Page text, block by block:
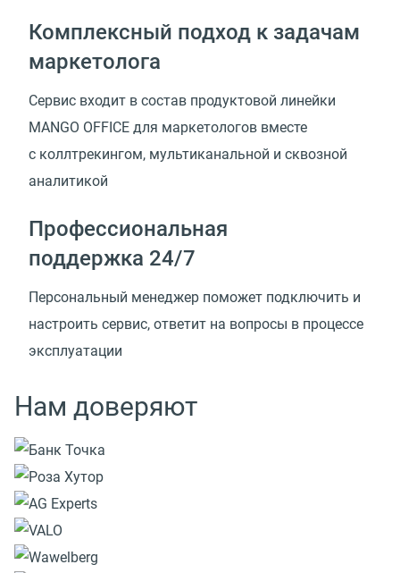
Комплексный подход к задачам
маркетолога
Сервис входит в состав продуктовой линейки
MANGO OFFICE для маркетологов вместе
с коллтрекингом, мультиканальной и сквозной
аналитикой
Профессиональная
поддержка 24/7
Персональный менеджер поможет подключить и
настроить сервис, ответит на вопросы в процессе
эксплуатации
Нам доверяют